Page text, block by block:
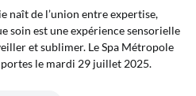
naît de l’union entre expertise,
soin est une expérience sensorielle
et sublimer. Le Spa Métropole
le mardi 29 juillet 2025.